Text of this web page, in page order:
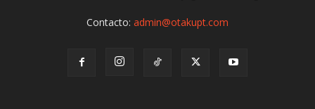
Contacto: admin@otakupt.com